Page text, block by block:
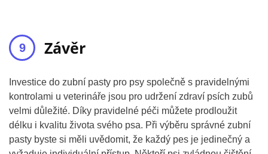
Závěr
Investice do zubní pasty pro psy společně s pravidelnými
kontrolami u veterináře jsou pro udržení zdraví psích zubů
velmi důležité. Díky pravidelné péči můžete prodloužit
délku i kvalitu života svého psa. Při výběru správné zubní
pasty byste si měli uvědomit, že každý pes je jedinečný a